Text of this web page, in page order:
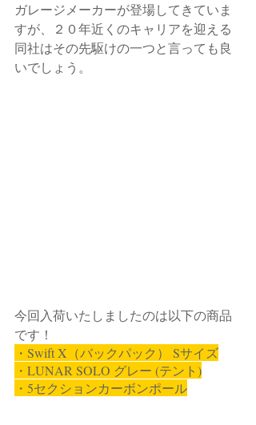
ガレージメーカーが登場してきていま
すが、２０年近くのキャリアを迎える
同社はその先駆けの一つと言っても良
いでしょう。
今回入荷いたしましたのは以下の商品
です！
・Swift X（バックパック） Sサイズ
・LUNAR SOLO グレー (テント)
・5セクションカーボンポール